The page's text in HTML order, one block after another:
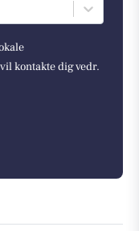
kontakte dig vedr.